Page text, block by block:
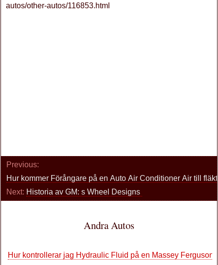
autos/other-autos/116853.html
Previous:
Hur kommer Förångare på en Auto Air Conditioner Air till
Next: Historia av GM: s Wheel Designs
Andra Autos
Hur kontrollerar jag Hydraulic Fluid på en Massey Ferguson